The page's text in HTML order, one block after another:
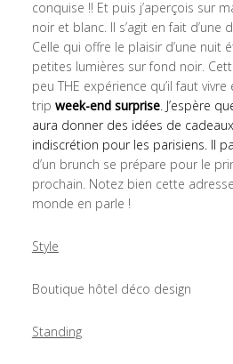
conquise !! Et puis j’aperçois sur
noir et blanc. Il s’agit en fait d’une
Celle qui offre le plaisir d’une nuit
petites lumières sur fond noir.
peu THE expérience qu’il faut
trip week-end surprise. J’espère
aura donner des idées de
indiscrétion pour les parisiens. Il
d’un brunch se prépare pour le
prochain. Notez bien cette
monde en parle !
Style
Boutique hôtel déco design
Standing